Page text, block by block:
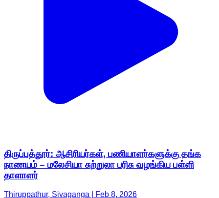
திருப்பத்தூர்: ஆசிரியர்கள், பணியாளர்களுக்கு தங்க
நாணயம் – மலேசியா சுற்றுலா பரிசு வழங்கிய பள்ளி
தாளாளர்
Thiruppathur, Sivaganga | Feb 8, 2026